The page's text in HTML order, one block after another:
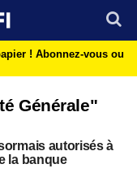
! Abonnez-vous ou
Générale"
autorisés à
la banque